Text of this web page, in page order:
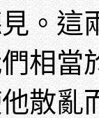
。這
相當
散亂